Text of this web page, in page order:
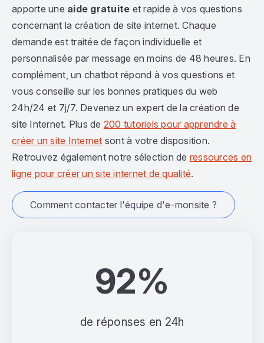
92%
de réponses en 24h
apporte une aide gratuite et rapide à vos questions
concernant la création de site internet. Chaque
demande est traitée de façon individuelle et
personnalisée par message en moins de 48 heures. En
complément, un chatbot répond à vos questions et
vous conseille sur les bonnes pratiques du web
24h/24 et 7j/7. Devenez un expert de la création de
site Internet. Plus de 200 tutoriels pour apprendre à
créer un site Internet sont à votre disposition.
Retrouvez également notre sélection de ressources en
ligne pour créer un site internet de qualité.
Comment contacter l'équipe d'e-monsite ?